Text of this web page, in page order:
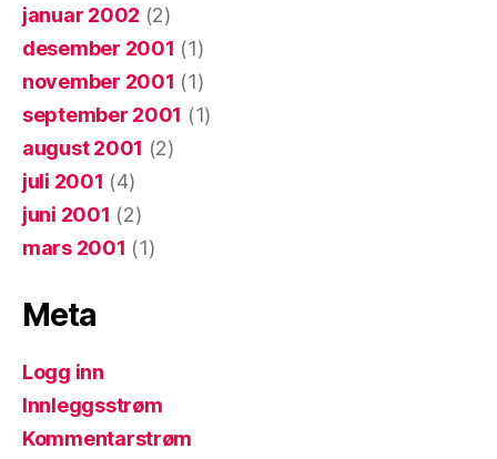
januar 2002 (2)
desember 2001 (1)
november 2001 (1)
september 2001 (1)
august 2001 (2)
juli 2001 (4)
juni 2001 (2)
mars 2001 (1)
Meta
Logg inn
Innleggsstrøm
Kommentarstrøm